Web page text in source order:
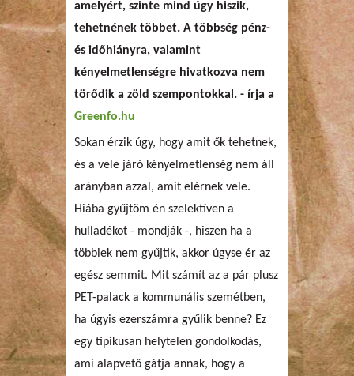
amelyért, szinte mind úgy hiszik,
tehetnének többet. A többség pénz-
és időhiányra, valamint
kényelmetlenségre hivatkozva nem
törődik a zöld szempontokkal. - írja a
Greenfo.hu
Sokan érzik úgy, hogy amit ők tehetnek,
és a vele járó kényelmetlenség nem áll
arányban azzal, amit elérnek vele.
Hiába gyűjtöm én szelektíven a
hulladékot - mondják -, hiszen ha a
többiek nem gyűjtik, akkor úgyse ér az
egész semmit. Mit számít az a pár plusz
PET-palack a kommunális szemétben,
ha úgyis ezerszámra gyűlik benne? Ez
egy tipikusan helytelen gondolkodás,
ami alapvető gátja annak, hogy a